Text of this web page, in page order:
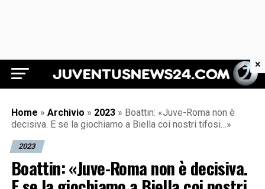
Juventus News 24
Home » Archivio » 2023 » Boattin: «Juve-Roma non è
decisiva. E se la giochiamo a Biella coi nostri tifosi…»
2023
Boattin: «Juve-Roma non è decisiva.
×